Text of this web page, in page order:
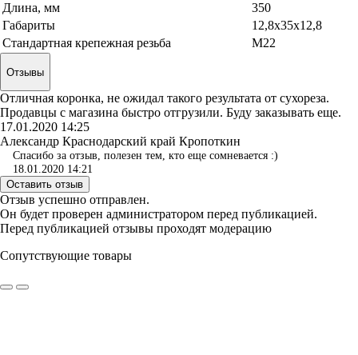
Длина, мм
350
Габариты
12,8x35x12,8
Стандартная крепежная резьба
М22
Отзывы
Отличная коронка, не ожидал такого результата от сухореза.
Продавцы с магазина быстро отгрузили. Буду заказывать еще.
17.01.2020 14:25
Александр Краснодарский край Кропоткин
Спасибо за отзыв, полезен тем, кто еще сомневается :)
18.01.2020 14:21
Оставить отзыв
Отзыв успешно отправлен.
Он будет проверен администратором перед публикацией.
Перед публикацией отзывы проходят модерацию
Сопутствующие товары